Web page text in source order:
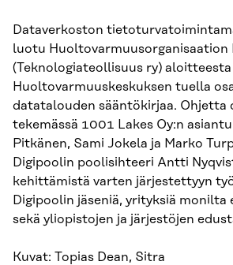
Dataverkoston
luotu Huoltovarmuusorganisaation
(Teknologiateollisuus ry) aloitteesta
Huoltovarmuuskeskuksen tuella
datatalouden sääntökirjaa. Ohjetta
tekemässä 1001 Lakes Oy:n
Pitkänen, Sami Jokela ja Marko
Digipoolin poolisihteeri Antti
kehittämistä varten järjestettyyn
Digipoolin jäseniä, yrityksiä
sekä yliopistojen ja järjestöjen
Kuvat: Topias Dean, Sitra